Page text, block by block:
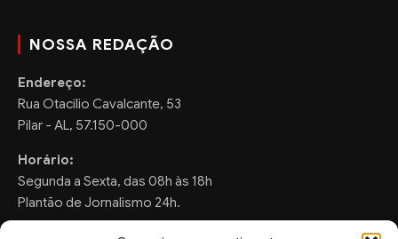
NOSSA REDAÇÃO
Endereço:
Rua Otacilio Cavalcante, 53
Pilar - AL, 57.150-000
Horário:
Segunda a Sexta, das 08h às 18h
Plantão de Jornalismo 24h.